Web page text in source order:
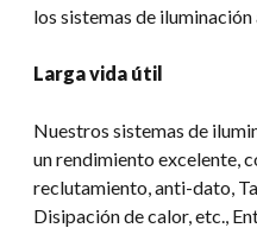
los sistemas de iluminación
Larga vida útil
Nuestros sistemas de
un rendimiento excelente,
reclutamiento, anti-dato,
Disipación de calor, etc.,